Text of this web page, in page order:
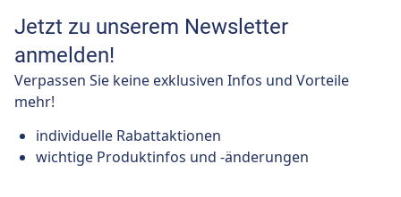
Jetzt zu unserem Newsletter
anmelden!
Verpassen Sie keine exklusiven Infos und Vorteile
mehr!
individuelle Rabattaktionen
wichtige Produktinfos und -änderungen